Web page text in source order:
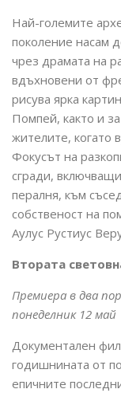
Най-големите
поколение насам
чрез драмата на
вдъхновени от
рисува ярка
Помпей, както и
жителите, когато
Фокусът на
сгради,
пералня, към
собственост на
Аулус Рустиус
Втората
Премиера в два
понеделник 12 май
Документален
годишнината от
епичните